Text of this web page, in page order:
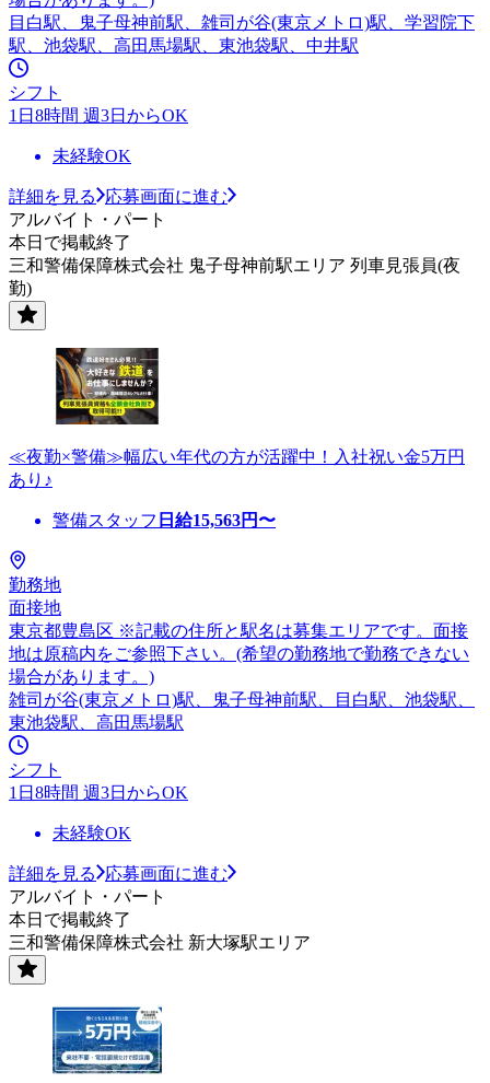
目白駅、鬼子母神前駅、雑司が谷(東京メトロ)駅、学習院下
駅、池袋駅、高田馬場駅、東池袋駅、中井駅
シフト
1日8時間 週3日からOK
未経験OK
詳細を見る
応募画面に進む
アルバイト・パート
本日で掲載終了
三和警備保障株式会社 鬼子母神前駅エリア 列車見張員(夜
勤)
≪夜勤×警備≫幅広い年代の方が活躍中！入社祝い金5万円
あり♪
警備スタッフ 日給15,563円〜
勤務地
面接地
東京都豊島区 ※記載の住所と駅名は募集エリアです。面接
地は原稿内をご参照下さい。(希望の勤務地で勤務できない
場合があります。)
雑司が谷(東京メトロ)駅、鬼子母神前駅、目白駅、池袋駅、
東池袋駅、高田馬場駅
シフト
1日8時間 週3日からOK
未経験OK
詳細を見る
応募画面に進む
アルバイト・パート
本日で掲載終了
三和警備保障株式会社 新大塚駅エリア